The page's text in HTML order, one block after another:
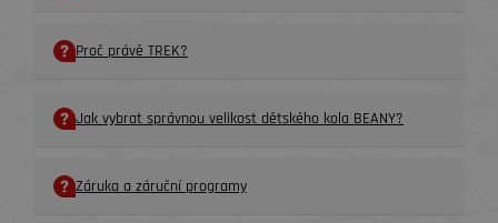
Proč právě TREK?
Jak vybrat správnou velikost dětského kola BEANY?
Záruka a záruční programy